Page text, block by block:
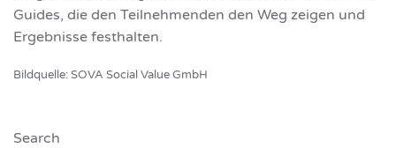
Guides, die den Teilnehmenden den Weg zeigen und
Ergebnisse festhalten.
Bildquelle: SOVA Social Value GmbH
Search